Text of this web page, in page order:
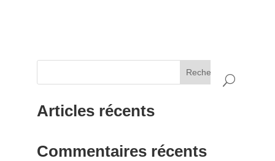
Rechercher
Articles récents
Commentaires récents